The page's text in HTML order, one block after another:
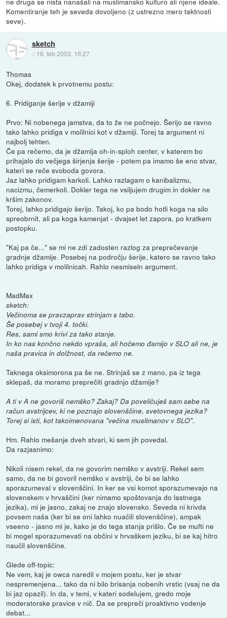
Komentiranje teh je seveda dovoljeno (z ustrezno mero taktnosti
seve).
sketch
:: 16. feb 2003, 16:27
Thomas
Okej, dodatek k prvotnemu postu:
6. Pridiganje šerije v džamiji
Prvo: Ni nobenega jamstva, da to že ne počnejo. Šerijo se ravno
tako lahko pridiga v molilnici kot v džamiji. Torej ta argument ni
najbolj tehten.
Če pa rečemo, da je džamija oh-in-sploh center, v katerem bo
prihajalo do večjega širjenja šerije - potem pa imamo še eno stvar,
kateri se reče svoboda govora.
Jaz lahko pridigam karkoli. Lahko razlagam o kanibalizmu,
nacizmu, čemerkoli. Dokler tega ne vsiljujem drugim in dokler ne
kršim zakonov.
Torej, lahko pridigajo šerijo. Takoj, ko pa bodo hotli koga na silo
spreobrnit, ali pa koga kamenjat - dvajset let zapora, po kratkem
postopku.
"Kaj pa če..." se mi ne zdi zadosten razlog za preprečevanje
gradnje džamije. Posebej na področju šerije, katero se ravno tako
lahko pridiga v molilnicah. Rahlo nesmiseln argument.
MadMax
sketch:
Večinoma se pravzaprav strinjam s tabo.
Še posebej v tvoji 4. točki.
Res, sami smo krivi za tako stanje.
In ko nas končno nekdo vpraša, ali hočemo đamijo v SLO ali ne, je
naša pravica in dolžnost, da rečemo ne.
Taknega oksimorona pa še ne. Strinjaš se z mano, pa iz tega
sklepaš, da moramo preprečiti gradnjo džamije?
A ti v A ne govoriš nemško? Zakaj? Da poveličuješ sam sebe na
račun avstrijcev, ki ne poznajo slovenščine, svetovnega jezika?
Torej si isti, kot takoimenovana "večina muslimanov v SLO".
Hm. Rahlo mešanje dveh stvari, ki sem jih povedal.
Da razjasnimo:
Nikoli nisem rekel, da ne govorim nemško v avstriji. Rekel sem
samo, da ne bi govoril nemško v avstriji, če bi se lahko
sporazumeval v slovenščini. In ker se vsi komot sporazumevajo na
slovenskem v hrvaščini (ker nimamo spoštovanja do lastnega
jezika), mi je jasno, zakaj ne znajo slovensko. Seveda ni krivda
povsem naša (ker bi se oni lahko nuačili slovenščine), ampak
vseeno - jasno mi je, kako je do tega stanja prišlo. Če se mufti ne
bi mogel sporazumevati na občini v hrvaškem jeziku, bi se kaj hitro
naučil slovenščine.
Glede off-topic:
Ne vem, kaj je owca naredil v mojem postu, ker je stvar
nespremenjena... tako da ni bilo brisanja nobenih vrstic (vsaj ne da
bi jaz opazil). In da, v temi, v kateri sodelujem, gredo moje
moderatorske pravice v nič. Da se prepreči proaktivno vodenje
debat...